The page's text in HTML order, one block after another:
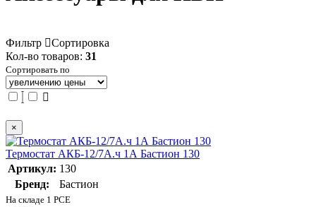
Фильтр
Сортировка
Кол-во товаров: 31
Сортировать по
×
Термостат АКБ-12/7А.ч 1А Бастион 130
Артикул: 130
Бренд:
Бастион
На складе 1 PCE